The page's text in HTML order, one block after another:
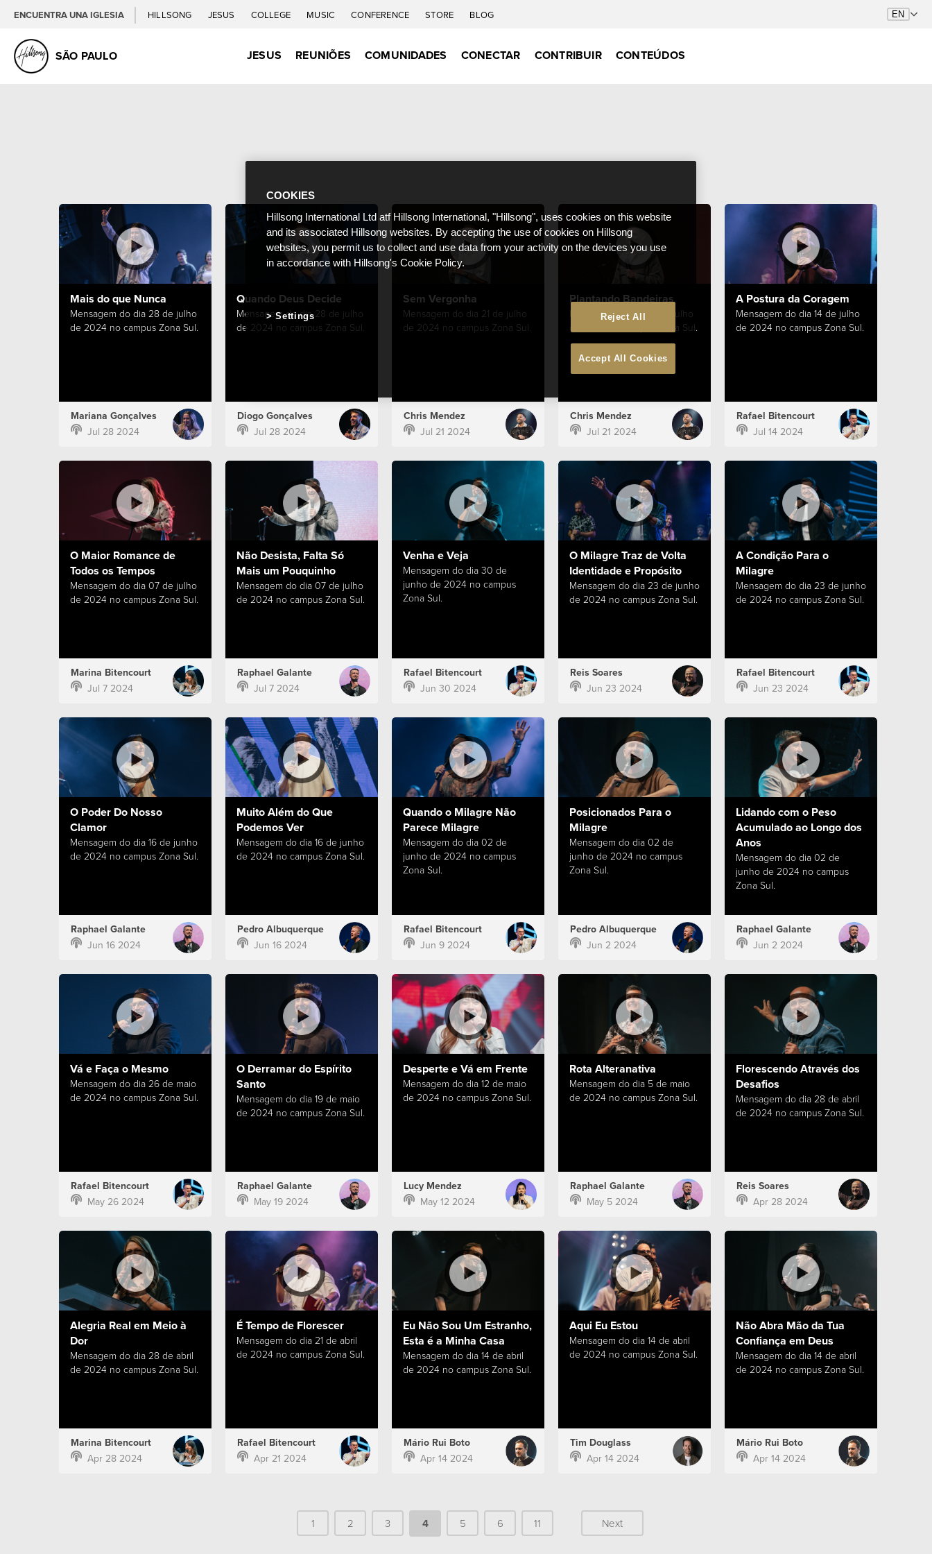
ENCUENTRA UNA IGLESIA HILLSONG JESUS COLLEGE MUSIC CONFERENCE STORE BLOG
SÃO PAULO JESUS REUNIÕES COMUNIDADES CONECTAR CONTRIBUIR CONTEÚDOS
Mais do que Nunca
Mensagem do dia 28 de julho
de 2024 no campus Zona Sul.
Mariana Gonçalves
Jul 28 2024
Quando Deus Decide
Mensagem do dia 28 de julho
de 2024 no campus Zona Sul.
Diogo Gonçalves
Jul 28 2024
Sem Vergonha
Mensagem do dia 21 de julho
de 2024 no campus Zona Sul.
Chris Mendez
Jul 21 2024
Plantando Bandeiras
Mensagem do dia 21 de julho
de 2024 no campus Zona Sul.
Chris Mendez
Jul 21 2024
A Postura da Coragem
Mensagem do dia 14 de julho
de 2024 no campus Zona Sul.
Rafael Bitencourt
Jul 14 2024
O Maior Romance de
Todos os Tempos
Mensagem do dia 07 de julho
de 2024 no campus Zona Sul.
Marina Bitencourt
Jul 7 2024
Não Desista, Falta Só
Mais um Pouquinho
Mensagem do dia 07 de julho
de 2024 no campus Zona Sul.
Raphael Galante
Jul 7 2024
Venha e Veja
Mensagem do dia 30 de
junho de 2024 no campus
Zona Sul.
Rafael Bitencourt
Jun 30 2024
O Milagre Traz de Volta
Identidade e Propósito
Mensagem do dia 23 de junho
de 2024 no campus Zona Sul.
Reis Soares
Jun 23 2024
A Condição Para o
Milagre
Mensagem do dia 23 de junho
de 2024 no campus Zona Sul.
Rafael Bitencourt
Jun 23 2024
O Poder Do Nosso
Clamor
Mensagem do dia 16 de junho
de 2024 no campus Zona Sul.
Raphael Galante
Jun 16 2024
Muito Além do Que
Podemos Ver
Mensagem do dia 16 de junho
de 2024 no campus Zona Sul.
Pedro Albuquerque
Jun 16 2024
Quando o Milagre Não
Parece Milagre
Mensagem do dia 02 de
junho de 2024 no campus
Zona Sul.
Rafael Bitencourt
Jun 9 2024
Posicionados Para o
Milagre
Mensagem do dia 02 de
junho de 2024 no campus
Zona Sul.
Pedro Albuquerque
Jun 2 2024
Lidando com o Peso
Acumulado ao Longo dos
Anos
Mensagem do dia 02 de
junho de 2024 no campus
Zona Sul.
Raphael Galante
Jun 2 2024
Vá e Faça o Mesmo
Mensagem do dia 26 de maio
de 2024 no campus Zona Sul.
Rafael Bitencourt
May 26 2024
O Derramar do Espírito
Santo
Mensagem do dia 19 de maio
de 2024 no campus Zona Sul.
Raphael Galante
May 19 2024
Desperte e Vá em Frente
Mensagem do dia 12 de maio
de 2024 no campus Zona Sul.
Lucy Mendez
May 12 2024
Rota Alteranativa
Mensagem do dia 5 de maio
de 2024 no campus Zona Sul.
Raphael Galante
May 5 2024
Florescendo Através dos
Desafios
Mensagem do dia 28 de abril
de 2024 no campus Zona Sul.
Reis Soares
Apr 28 2024
Alegria Real em Meio à
Dor
Mensagem do dia 28 de abril
de 2024 no campus Zona Sul.
Marina Bitencourt
Apr 28 2024
É Tempo de Florescer
Mensagem do dia 21 de abril
de 2024 no campus Zona Sul.
Rafael Bitencourt
Apr 21 2024
Eu Não Sou Um Estranho,
Esta é a Minha Casa
Mensagem do dia 14 de abril
de 2024 no campus Zona Sul.
Mário Rui Boto
Apr 14 2024
Aqui Eu Estou
Mensagem do dia 14 de abril
de 2024 no campus Zona Sul.
Tim Douglass
Apr 14 2024
Não Abra Mão da Tua
Confiança em Deus
Mensagem do dia 14 de abril
de 2024 no campus Zona Sul.
Mário Rui Boto
Apr 14 2024
1 2 3 4 5 6 11 Next
COOKIES
Hillsong International Ltd atf Hillsong International, "Hillsong", uses cookies on this website
and its associated Hillsong websites. By accepting the use of cookies on Hillsong
websites, you permit us to collect and use data from your activity on the devices you use
in accordance with Hillsong's Cookie Policy.
Reject All
Accept All Cookies
Settings